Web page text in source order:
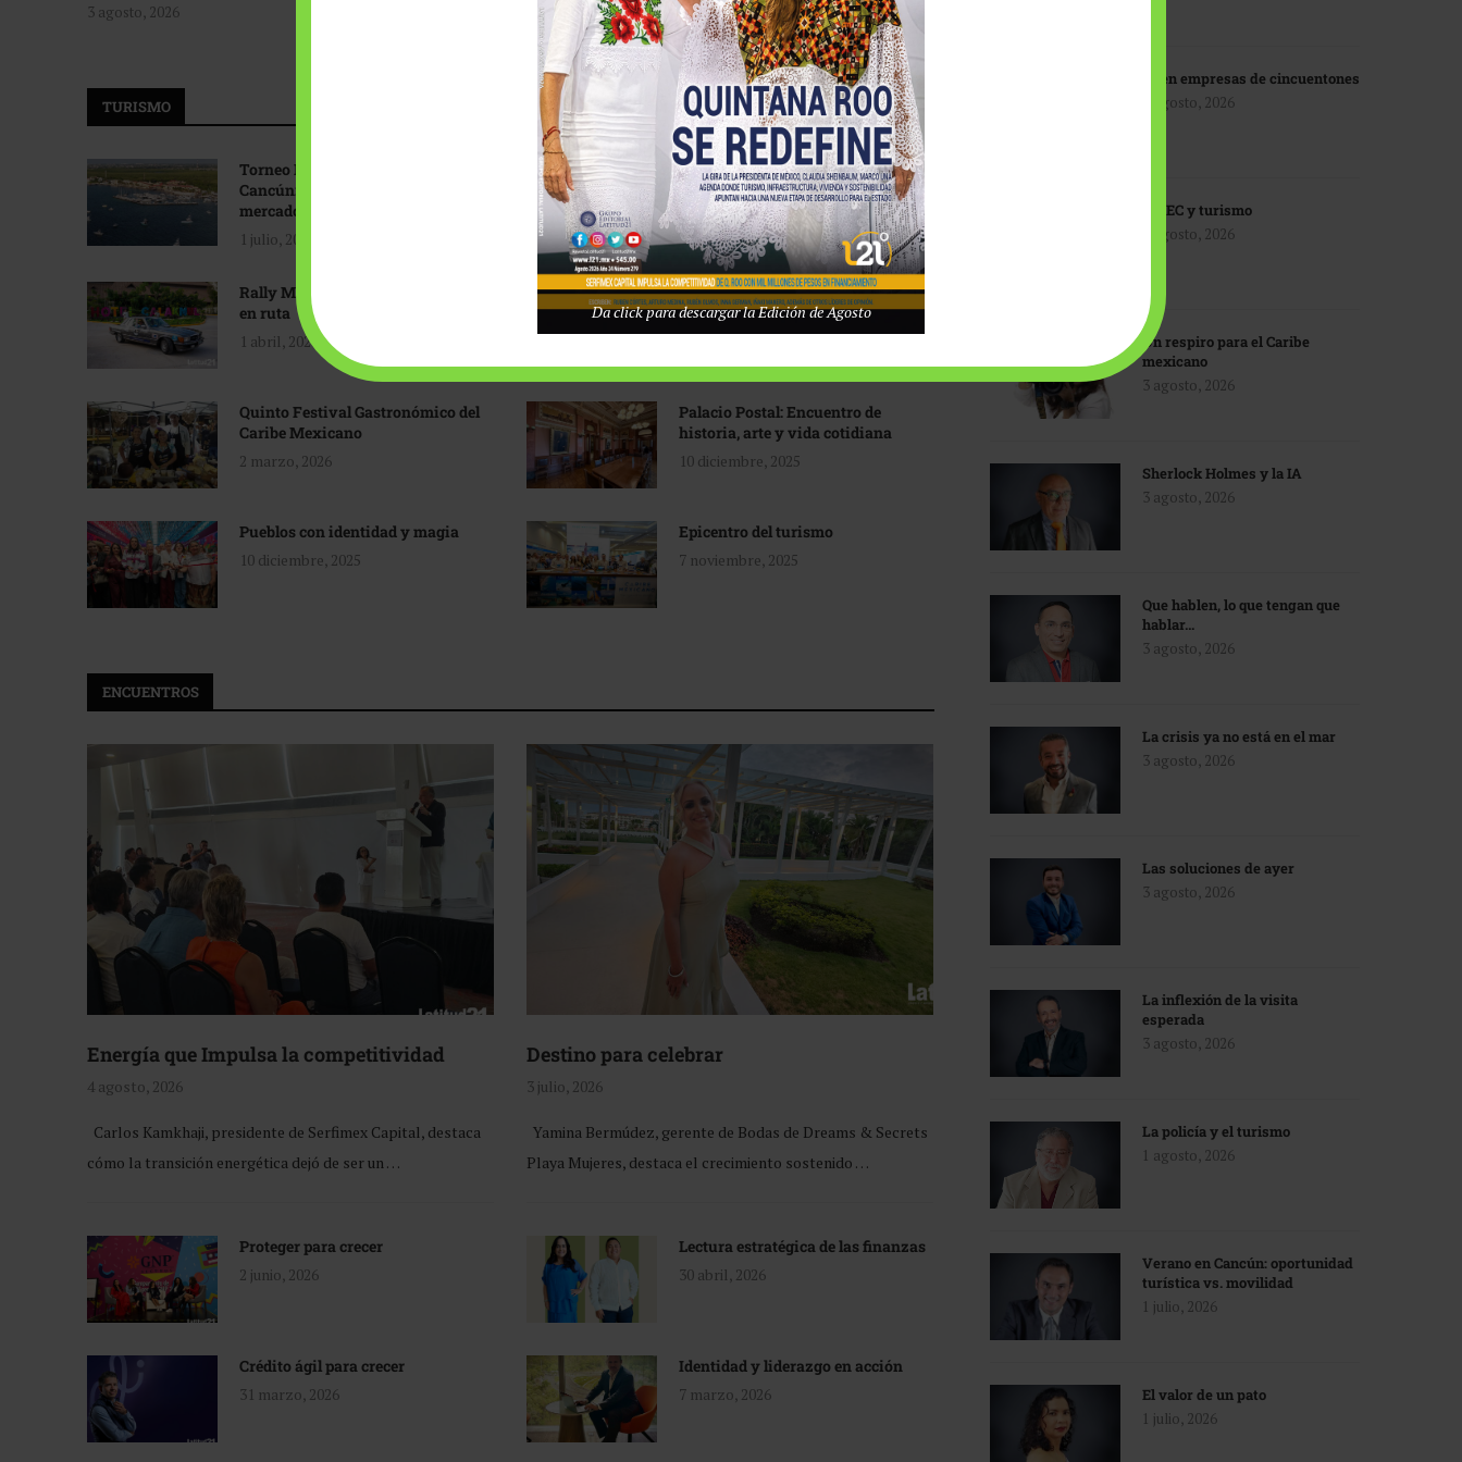
3 agosto, 2026
Tecnológico de Monterrey
3 agosto, 2026
TURISMO
Torneo Internacional de Pesca
Cancún: Navegando hacia nuevos
mercados
1 julio, 2026
Promoción turística con visión
1 abril, 2026
Rally Maya: Herencia automotriz
en ruta
1 abril, 2026
Industria global en
reconfiguración
31 marzo, 2026
Quinto Festival Gastronómico del
Caribe Mexicano
2 marzo, 2026
Palacio Postal: Encuentro de
historia, arte y vida cotidiana
10 diciembre, 2025
Pueblos con identidad y magia
10 diciembre, 2025
Epicentro del turismo
7 noviembre, 2025
ENCUENTROS
Energía que Impulsa la competitividad
4 agosto, 2026
Carlos Kamkhaji, presidente de Serfimex Capital, destaca
cómo la transición energética dejó de ser un …
Destino para celebrar
3 julio, 2026
Yamina Bermúdez, gerente de Bodas de Dreams & Secrets
Playa Mujeres, destaca el crecimiento sostenido …
Proteger para crecer
2 junio, 2026
Lectura estratégica de las finanzas
30 abril, 2026
Crédito ágil para crecer
31 marzo, 2026
Identidad y liderazgo en acción
7 marzo, 2026
IA en empresas de cincuentones
3 agosto, 2026
TMEC y turismo
3 agosto, 2026
Un respiro para el Caribe
mexicano
3 agosto, 2026
Sherlock Holmes y la IA
3 agosto, 2026
Que hablen, lo que tengan que
hablar…
3 agosto, 2026
La crisis ya no está en el mar
3 agosto, 2026
Las soluciones de ayer
3 agosto, 2026
La inflexión de la visita
esperada
3 agosto, 2026
La policía y el turismo
1 agosto, 2026
Verano en Cancún: oportunidad
turística vs. movilidad
1 julio, 2026
El valor de un pato
1 julio, 2026
Da click para descargar la Edición de Agosto